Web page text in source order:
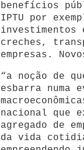
benefícios
IPTU por
creches,
empresas.
“a noção de
esbarra
nacional que
agregado de
da vida